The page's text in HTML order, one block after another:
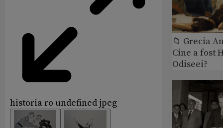
historia ro undefined jpeg
📁 Grecia
Cine a fost
Odiseei?